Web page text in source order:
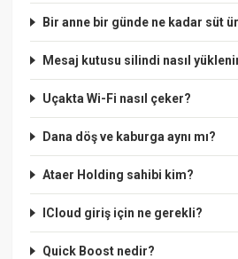
Bir anne bir günde ne kadar süt
Mesaj kutusu silindi nasıl
Uçakta Wi-Fi nasıl çeker?
Dana döş ve kaburga aynı mı?
Ataer Holding sahibi kim?
ICloud giriş için ne gerekli?
Quick Boost nedir?